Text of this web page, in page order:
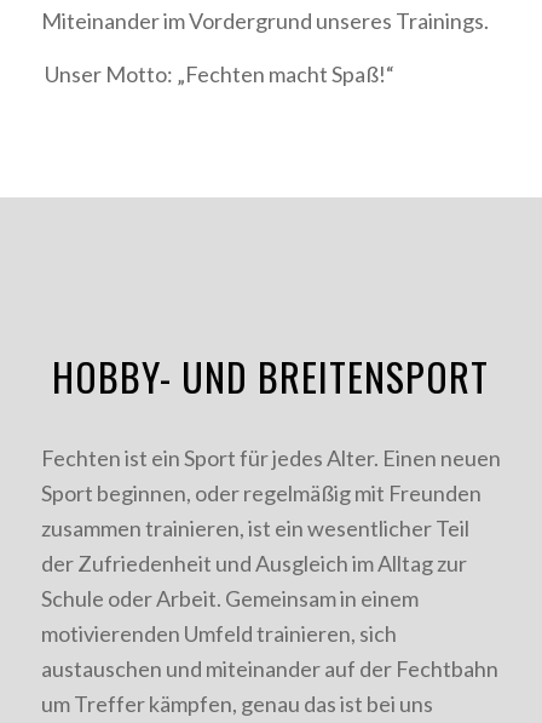
Miteinander im Vordergrund unseres Trainings.
Unser Motto: „Fechten macht Spaß!“
HOBBY- UND BREITENSPORT
Fechten ist ein Sport für jedes Alter. Einen neuen
Sport beginnen, oder regelmäßig mit Freunden
zusammen trainieren, ist ein wesentlicher Teil
der Zufriedenheit und Ausgleich im Alltag zur
Schule oder Arbeit. Gemeinsam in einem
motivierenden Umfeld trainieren, sich
austauschen und miteinander auf der Fechtbahn
um Treffer kämpfen, genau das ist bei uns